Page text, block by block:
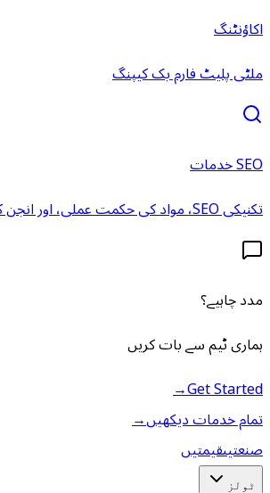
اکاؤنٹنگ
ملٹی پلیٹ فارم بک کیپنگ
SEO خدمات
تکنیکی SEO، مواد کی حکمت عملی، اور انجن کی اصلاح کا جواب
مدد چاہیے؟
ہماری ٹیم سے بات کریں
Get Started
→
تمام خدمات دیکھیں→
صنعتیںقیمتیں
ٹولز